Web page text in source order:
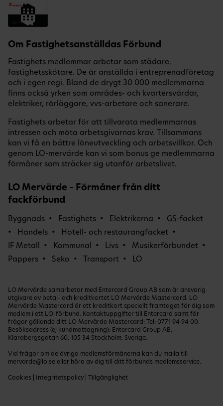
Om Fastighetsanställdas Förbund
Fastighets medlemmar arbetar som städare,
fastighetsskötare. De är anställda i entreprenadföretag
och i egen regi. Bland de drygt 30 000 medlemmarna
finns också yrken som områdes- och kvartersvärdar,
elektriker, rörläggare, vvs-arbetare och sanerare.
Fastighets arbetar för att tillvarata medlemmarnas
intressen och möta arbetsgivarnas krav. Tillsammans
kan vi få en bättre löneutveckling och arbetsvillkor. Och
genom LO-mervärde kan vi som bonus ge medlemmarna
förmåner som sträcker sig utanför arbetslivet.
LO Mervärde – Förmåner från ditt
fackförbund
Byggnads Fastighets Elektrikerna
GS-facket
Handels
Hotell- och restaurangfacket
IF Metall
Kommunal Livs
Musikerförbundet
Pappers
Seko Transport LO
LO Mervärde samarbetar med Entercard Group AB som är ansvarig
utgivare av betal- och kreditkortet LO Mervärde Mastercard. LO
Mervärde Mastercard är ett kreditkort speciellt framtaget för dig som
medlem i ett LO-förbund. Kontaktuppgifter till Entercard samt för
frågor gällande ditt LO Mervärde Mastercard: Tel: 0771 94 94 00.
Besöksadress (ej kundmottagning): Entercard Group AB,
Klarabergsgatan 60, 105 34 Stockholm, Sverige.
Vid frågor om de övriga medlemsförmånerna kan du maila till
mervarde@lo.se eller höra av dig till ditt förbunds medlemsservice.
Cookies Integritetspolicy Tillgänglighet